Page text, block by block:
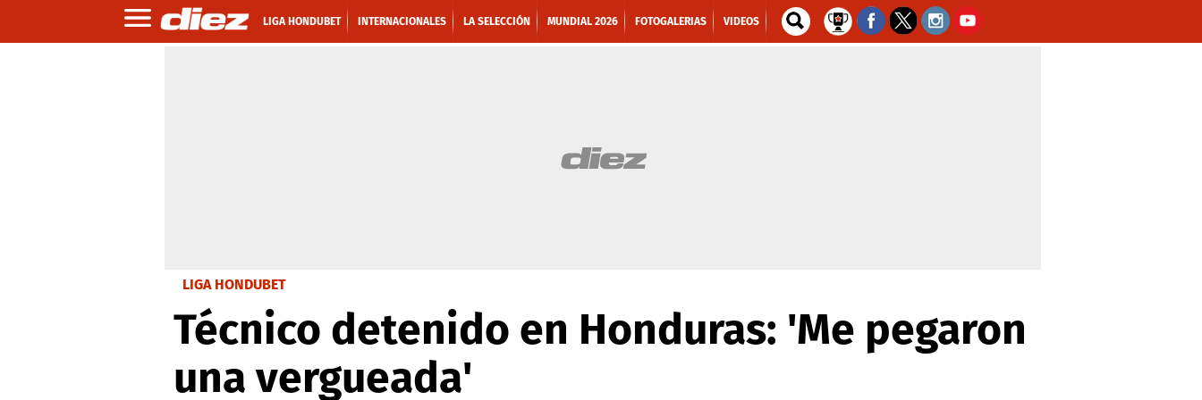
LIGA HONDUBET INTERNACIONALES LA SELECCIÓN MUNDIAL 2026 FOTOGALERIAS VIDEOS
LIGA HONDUBET
Técnico detenido en Honduras: 'Me pegaron
una vergueada'